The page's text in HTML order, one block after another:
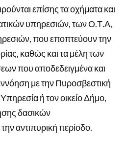
επίσης τα οχήματα και
υπηρεσιών, των Ο.Τ.Α,
που εποπτεύουν την
καθώς και τα μέλη των
που αποδεδειγμένα και
με την Πυροσβεστική
ή τον οικείο Δήμο,
δασικών
αντιπυρική περίοδο.